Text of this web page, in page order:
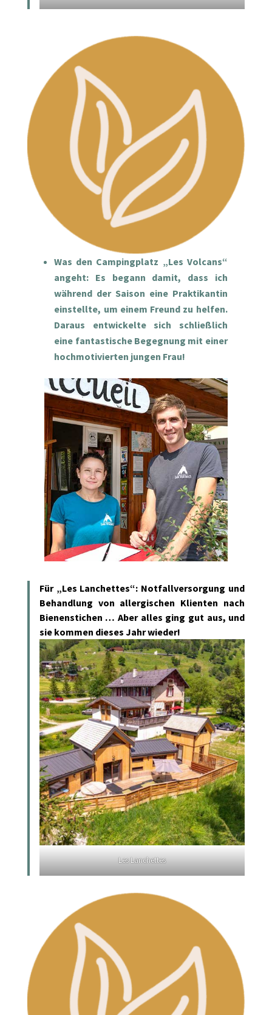
Was den Campingplatz „Les Volcans“
angeht: Es begann damit, dass ich
während der Saison eine Praktikantin
einstellte, um einem Freund zu helfen.
Daraus entwickelte sich schließlich
eine fantastische Begegnung mit einer
hochmotivierten jungen Frau!
Für „Les Lanchettes“: Notfallversorgung und
Behandlung von allergischen Klienten nach
Bienenstichen … Aber alles ging gut aus, und
sie kommen dieses Jahr wieder!
Les Lanchettes